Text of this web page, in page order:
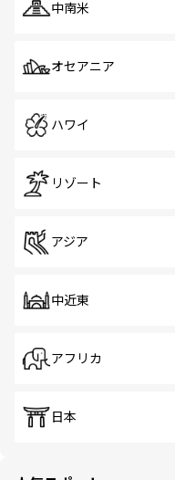
中南米
オセアニア
ハワイ
リゾート
アジア
中近東
アフリカ
日本